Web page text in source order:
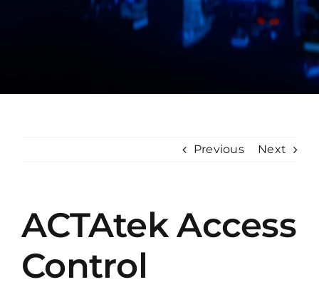
Previous Next
ACTAtek Access
Control